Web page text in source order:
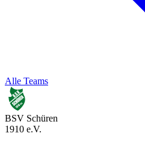
Alle Teams
BSV Schüren
1910 e.V.